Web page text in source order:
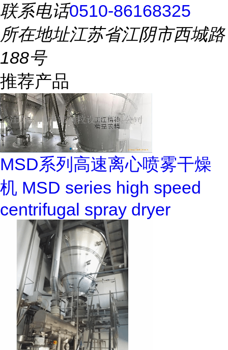
联系电话0510-86168325
所在地址江苏省江阴市西城路
188号
推荐产品
MSD系列高速离心喷雾干燥
机 MSD series high speed
centrifugal spray dryer